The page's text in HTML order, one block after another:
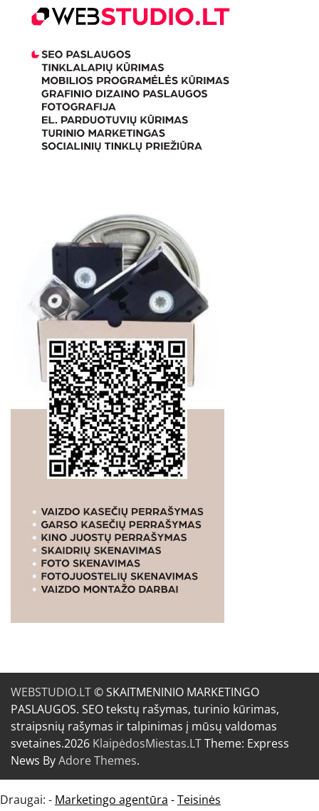
WEBSTUDIO.LT© SKAITMENINIO MARKETINGO
PASLAUGOS. SEO tekstų rašymas, turinio kūrimas,
straipsnių rašymas ir talpinimas į mūsų valdomas
svetaines.2026 KlaipėdosMiestas.LTTheme: Express
News ByAdore Themes.
Draugai: - Marketingo agentūra -Teisinės